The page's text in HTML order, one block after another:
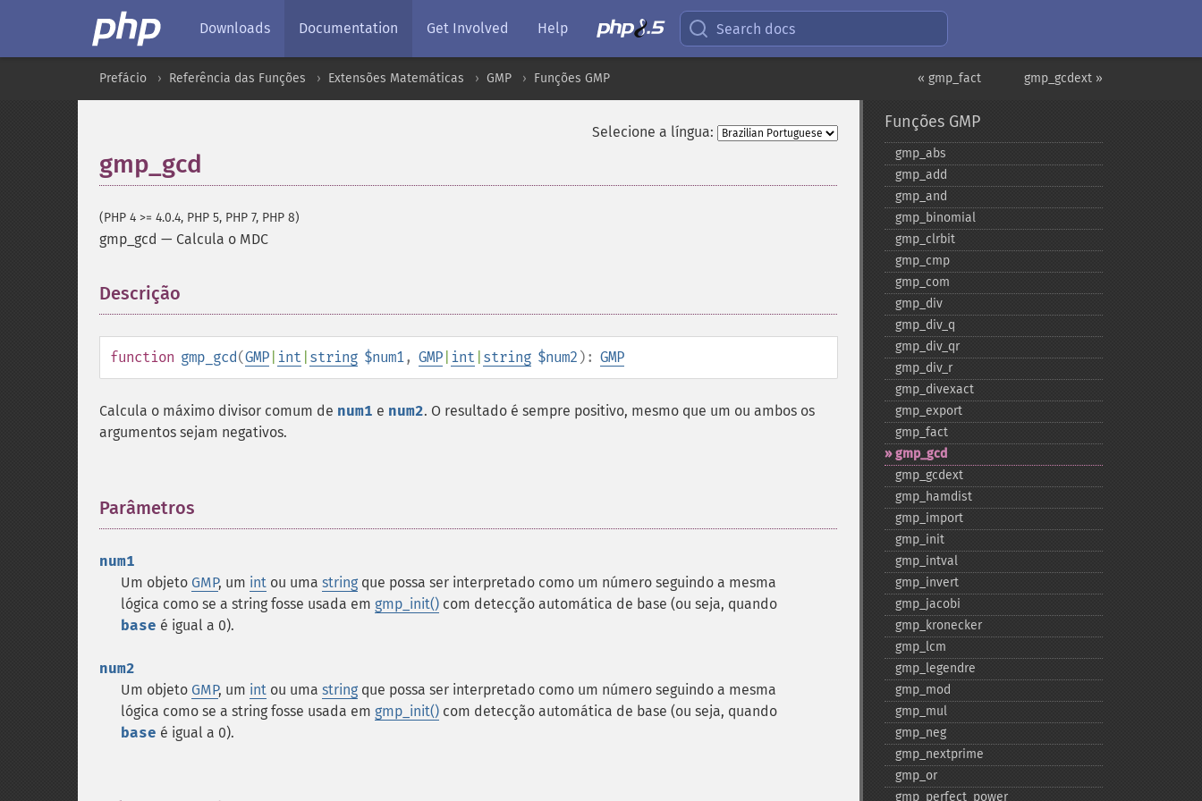
Downloads Documentation Get Involved Help Search docs
gmp_gcdext »
« gmp_fact
Prefácio Referência das Funções Extensões Matemáticas GMP Funções GMP
Selecione a língua:
gmp_gcd
(PHP 4 >= 4.0.4, PHP 5, PHP 7, PHP 8)
gmp_gcd — Calcula o MDC
Descrição
function gmp_gcd(GMP int string $num1, GMP int string $num2 ): GMP
Calcula o máximo divisor comum de num1 e num2. O resultado é sempre positivo, mesmo que um ou ambos os
argumentos sejam negativos.
Parâmetros
num1
Um objeto GMP, um int ou uma string que possa ser interpretado como um número seguindo a mesma
lógica como se a string fosse usada em gmp_init() com detecção automática de base (ou seja, quando
base é igual a 0).
num2
Um objeto GMP, um int ou uma string que possa ser interpretado como um número seguindo a mesma
lógica como se a string fosse usada em gmp_init() com detecção automática de base (ou seja, quando
base é igual a 0).
Funções GMP
gmp_​abs
gmp_​add
gmp_​and
gmp_​binomial
gmp_​clrbit
gmp_​cmp
gmp_​com
gmp_​div
gmp_​div_​q
gmp_​div_​qr
gmp_​div_​r
gmp_​divexact
gmp_​export
gmp_​fact
gmp_​gcd
gmp_​gcdext
gmp_​hamdist
gmp_​import
gmp_​init
gmp_​intval
gmp_​invert
gmp_​jacobi
gmp_​kronecker
gmp_​lcm
gmp_​legendre
gmp_​mod
gmp_​mul
gmp_​neg
gmp_​nextprime
gmp_​or
gmp_​perfect_​power